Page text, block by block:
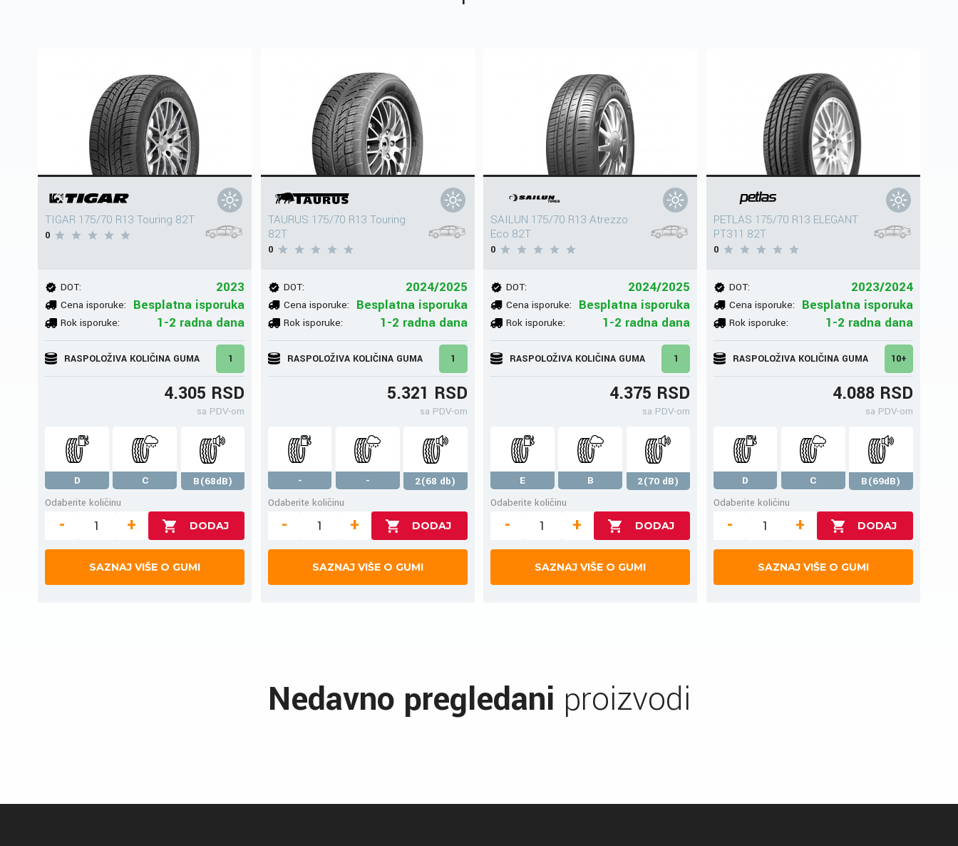
TIGAR 175/70 R13 Touring 82T
0
DOT: 2023
Cena isporuke: Besplatna isporuka
Rok isporuke: 1-2 radna dana
RASPOLOŽIVA KOLIČINA GUMA 1
4.305 RSD
sa PDV-om
D C
B(68dB)
Odaberite količinu
- +
SAZNAJ VIŠE O GUMI
TAURUS 175/70 R13 Touring
82T
0
DOT: 2024/2025
Cena isporuke: Besplatna isporuka
Rok isporuke: 1-2 radna dana
RASPOLOŽIVA KOLIČINA GUMA 1
5.321 RSD
sa PDV-om
- -
2(68 db)
Odaberite količinu
- +
SAZNAJ VIŠE O GUMI
SAILUN 175/70 R13 Atrezzo
Eco 82T
0
DOT: 2024/2025
Cena isporuke: Besplatna isporuka
Rok isporuke: 1-2 radna dana
RASPOLOŽIVA KOLIČINA GUMA 1
4.375 RSD
sa PDV-om
E B
2(70 dB)
Odaberite količinu
- +
SAZNAJ VIŠE O GUMI
PETLAS 175/70 R13 ELEGANT
PT311 82T
0
DOT: 2023/2024
Cena isporuke: Besplatna isporuka
Rok isporuke: 1-2 radna dana
RASPOLOŽIVA KOLIČINA GUMA 10+
4.088 RSD
sa PDV-om
D C
B(69dB)
Odaberite količinu
- +
SAZNAJ VIŠE O GUMI
Nedavno pregledani proizvodi